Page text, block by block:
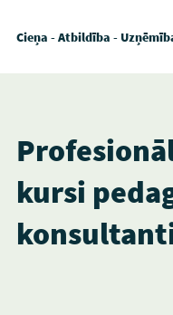
Cieņa - Atbildība -
kursi